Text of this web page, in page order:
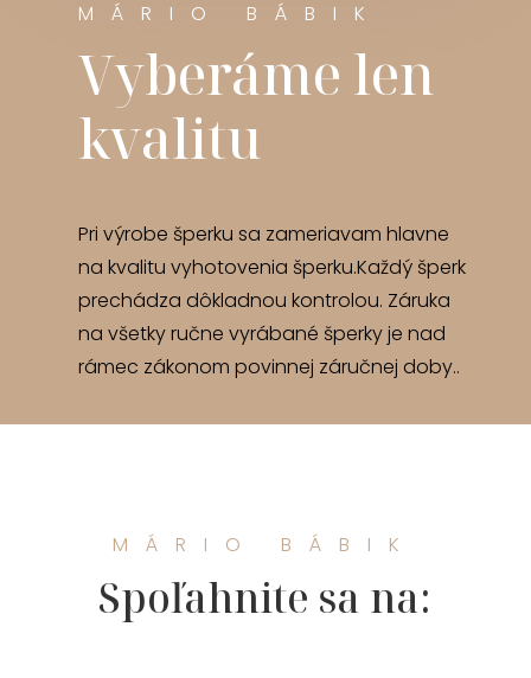
MÁRIO BÁBIK
Vyberáme len
kvalitu
Pri výrobe šperku sa zameriavam hlavne
na kvalitu vyhotovenia šperku.Každý šperk
prechádza dôkladnou kontrolou. Záruka
na všetky ručne vyrábané šperky je nad
rámec zákonom povinnej záručnej doby..
MÁRIO BÁBIK
Spoľahnite sa na: